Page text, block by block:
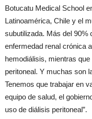
Botucatu Medical School
Latinoamérica, Chile y el
subutilizada. Más del 90%
enfermedad renal crónica
hemodiálisis, mientras
peritoneal. Y muchas son
Tenemos que trabajar en
equipo de salud, el
uso de diálisis peritoneal”.